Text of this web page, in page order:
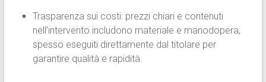
Trasparenza sui costi: prezzi chiari e contenuti
nell’intervento includono materiale e manodopera,
spesso eseguiti direttamente dal titolare per
garantire qualità e rapidità.